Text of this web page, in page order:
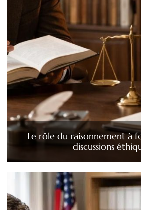
Le rôle du raisonnement à
discussions